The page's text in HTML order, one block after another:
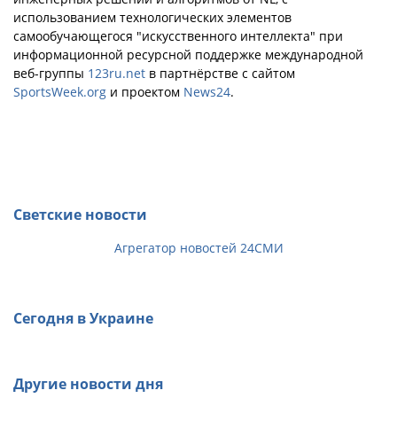
использованием технологических элементов
самообучающегося "искусственного интеллекта" при
информационной ресурсной поддержке международной
веб-группы 123ru.net в партнёрстве с сайтом
SportsWeek.org и проектом News24.
Светские новости
Агрегатор новостей 24СМИ
Сегодня в Украине
Другие новости дня